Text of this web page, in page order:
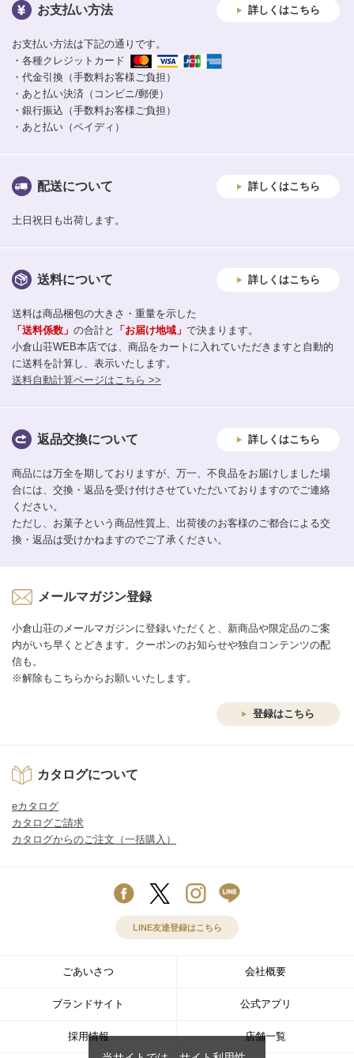
お支払い方法 詳しくはこちら
お支払い方法は下記の通りです。
・各種クレジットカード
・代金引換（手数料お客様ご負担）
・あと払い決済（コンビニ/郵便）
・銀行振込（手数料お客様ご負担）
・あと払い（ペイディ）
配送について 詳しくはこちら
土日祝日も出荷します。
送料について 詳しくはこちら
送料は商品梱包の大きさ・重量を示した
「送料係数」 の合計と 「お届け地域」 で決まります。
小倉山荘WEB本店では、商品をカートに入れていただきますと自動的
に送料を計算し、表示いたします。
送料自動計算ページはこちら >>
返品交換について 詳しくはこちら
商品には万全を期しておりますが、万一、不良品をお届けしました場
合には、交換・返品を受け付けさせていただいておりますのでご連絡
ください。
ただし、お菓子という商品性質上、出荷後のお客様のご都合による交
換・返品は受けかねますのでご了承ください。
メールマガジン登録
小倉山荘のメールマガジンに登録いただくと、新商品や限定品のご案
内がいち早くとどきます。クーポンのお知らせや独自コンテンツの配
信も。
※解除もこちらからお願いいたします。
登録はこちら
カタログについて
eカタログ
カタログご請求
カタログからのご注文（一括購入）
LINE友達登録はこちら
ごあいさつ 会社概要
ブランドサイト 公式アプリ
採用情報 店舗一覧